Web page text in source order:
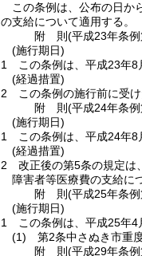
この条例は、公布の日か
の支給について適用する。
附 則(平成23年条
(施行期日)
1
この条例は、平成23年8
(経過措置)
2
この条例の施行前に受
附 則(平成24年条
(施行期日)
1
この条例は、平成24年8
(経過措置)
2
改正後の第5条の規定は
障害者等医療費の支給に
附 則(平成25年条
(施行期日)
1
この条例は、平成25年4
(1)
第2条中さぬき市重
附 則(平成29年条